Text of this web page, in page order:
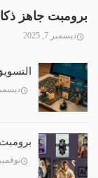
برومبت جاهز
ديسمبر 7, 2025
ديسمبر 3,
نوفمبر 17, 2025